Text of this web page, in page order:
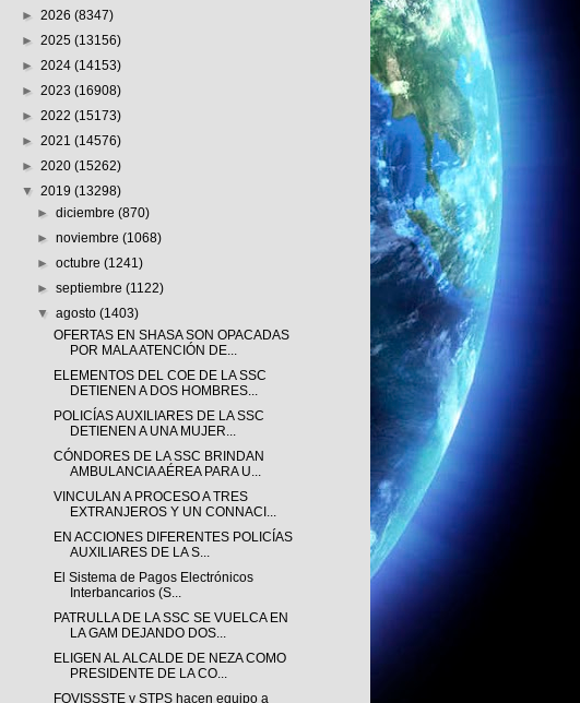
► 2026 (8347)
► 2025 (13156)
► 2024 (14153)
► 2023 (16908)
► 2022 (15173)
► 2021 (14576)
► 2020 (15262)
▼ 2019 (13298)
►diciembre(870)
►noviembre(1068)
►octubre(1241)
►septiembre(1122)
▼agosto(1403)
OFERTAS EN SHASA SON OPACADAS
POR MALA ATENCIÓN DE...
ELEMENTOS DEL COE DE LA SSC
DETIENEN A DOS HOMBRES...
POLICÍAS AUXILIARES DE LA SSC
DETIENEN A UNA MUJER...
CÓNDORES DE LA SSC BRINDAN
AMBULANCIA AÉREA PARA U...
VINCULAN A PROCESO A TRES
EXTRANJEROS Y UN CONNACI...
EN ACCIONES DIFERENTES POLICÍAS
AUXILIARES DE LA S...
El Sistema de Pagos Electrónicos
Interbancarios (S...
PATRULLA DE LA SSC SE VUELCA EN
LA GAM DEJANDO DOS...
ELIGEN AL ALCALDE DE NEZA COMO
PRESIDENTE DE LA CO...
FOVISSSTE y STPS hacen equipo a